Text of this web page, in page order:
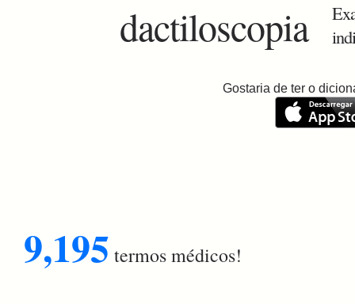
dactiloscopia
Gostaria de ter o
9,195 termos médicos!